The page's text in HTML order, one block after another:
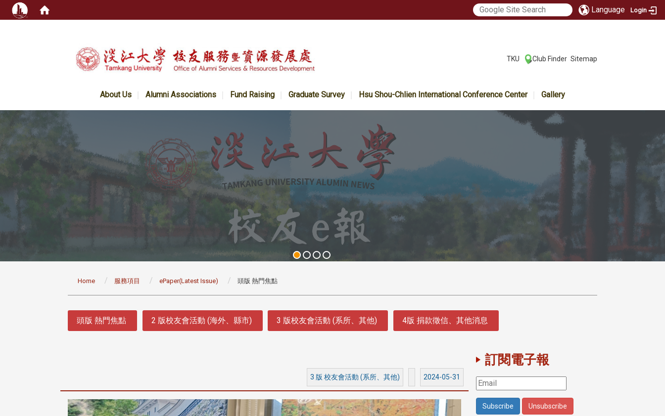
Language Login
TKU Club Finder Sitemap
About Us Alumni Associations Fund Raising Graduate Survey Hsu Shou-Chlien International Conference Center Gallery
Home 服務項目 ePaper(Latest Issue) 頭版 熱門焦點
頭版 熱門焦點 2 版校友會活動 (海外、縣市) 3 版校友會活動 (系所、其他) 4版 捐款徵信、其他消息
3 版 校友會活動 (系所、其他) 2024-05-31
訂閱電子報